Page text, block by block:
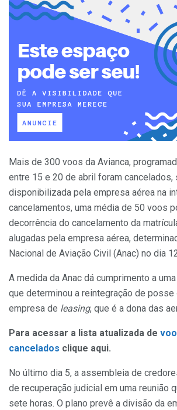
Mais de 300 voos da Avianca,
entre 15 e 20 de abril foram cancelados,
disponibilizada pela empresa aérea na
cancelamentos, uma média de 50 voos
decorrência do cancelamento da
alugadas pela empresa aérea,
Nacional de Aviação Civil (Anac) no dia
A medida da Anac dá cumprimento a
que determinou a reintegração de posse
empresa de leasing, que é a dona das
Para acessar a lista atualizada de
cancelados clique aqui.
No último dia 5, a assembleia de
de recuperação judicial em uma reunião
sete horas. O plano prevê a divisão da